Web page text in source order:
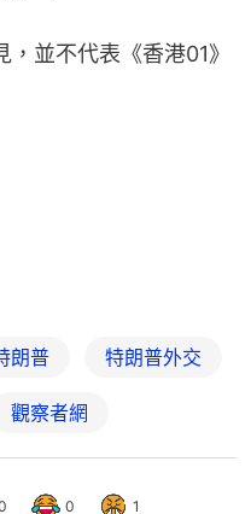
並不代表《香港01》
朗普 特朗普外交
觀察者網
0 1